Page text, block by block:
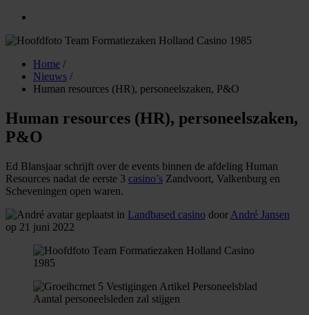
Home /
Nieuws /
Human resources (HR), personeelszaken, P&O
Human resources (HR), personeelszaken,
P&O
Ed Blansjaar schrijft over de events binnen de afdeling Human
Resources nadat de eerste 3 casino’s Zandvoort, Valkenburg en
Scheveningen open waren.
geplaatst in Landbased casino door André Jansen
op 21 juni 2022
Aantal personeelsleden zal stijgen